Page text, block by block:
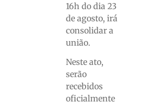
16h do dia 23
de agosto, irá
consolidar a
união.
Neste ato,
serão
recebidos
oficialmente